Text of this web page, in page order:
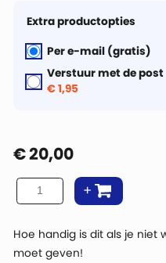
Hoe handig is dit als je niet
moet geven!
Extra productopties
Per e-mail (gratis)
Verstuur met de post
€ 1,95
€20,00